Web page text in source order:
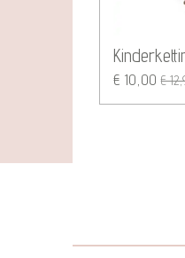
€ 10,00 €